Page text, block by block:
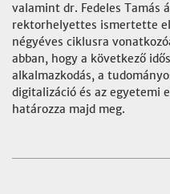
valamint dr. Fedeles Tamás
rektorhelyettes ismertette
négyéves ciklusra
abban, hogy a következő
alkalmazkodás, a
digitalizáció és az egyetemi
határozza majd meg.